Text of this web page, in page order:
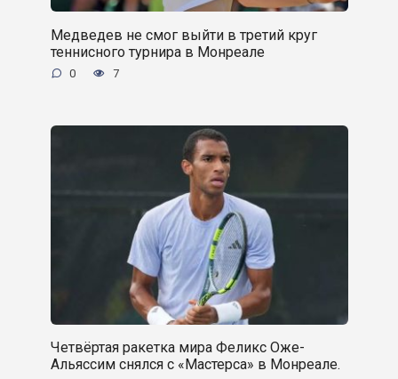
Медведев не смог выйти в третий круг
теннисного турнира в Монреале
0 7
Четвёртая ракетка мира Феликс Оже-
Альяссим снялся с «Мастерса» в Монреале.